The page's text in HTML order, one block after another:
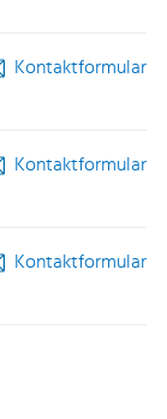
Kontaktformular
Kontaktformular
Kontaktformular